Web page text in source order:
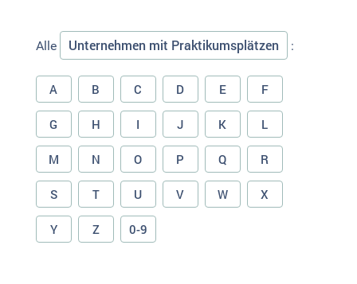
Alle Unternehmen mit Praktikumsplätzen :
A B C D E F
G H I J K L
M N O P Q R
S T U V W X
Y Z 0-9